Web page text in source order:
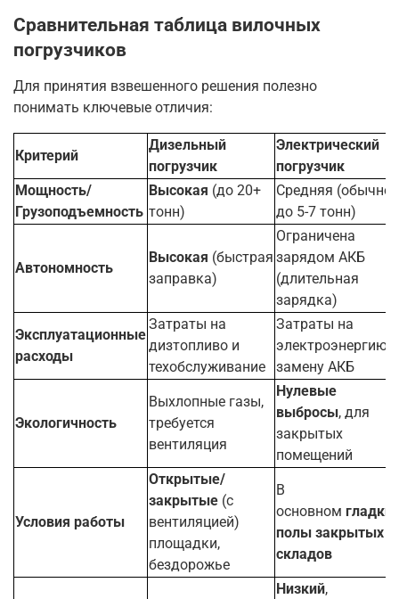
Сравнительная таблица вилочных
погрузчиков
Для принятия взвешенного решения полезно
понимать ключевые отличия:
Критерий
Дизельный
погрузчик
Электрический
погрузчик
Мощность/
Грузоподъемность
Высокая (до 20+
тонн)
Средняя (обычно
до 5-7 тонн)
Автономность
Высокая (быстрая
заправка)
Ограничена
зарядом АКБ
(длительная
зарядка)
Эксплуатационные
расходы
Затраты на
дизтопливо и
техобслуживание
Затраты на
электроэнергию и
замену АКБ
Экологичность
Выхлопные газы,
требуется
вентиляция
Нулевые
выбросы, для
закрытых
помещений
Условия работы
Открытые/
закрытые (с
вентиляцией)
площадки,
бездорожье
В
основном
полы закрытых
складов
Низкий,